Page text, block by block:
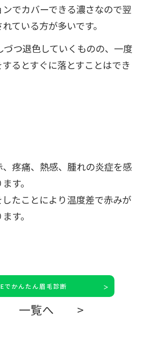
でカバーできる濃さなので翌
ている方が多いです。
つ退色していくものの、一度
るとすぐに落とすことはでき
疼痛、熱感、腫れの炎症を感
す。
たことにより温度差で赤みが
す。
でかんたん眉毛診断
一覧へ >